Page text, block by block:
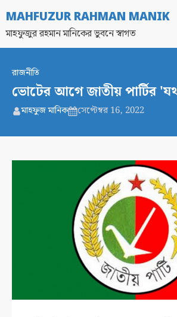
MAHFUZUR RAHMAN MANIK
মাহফুজুর রহমান মানিকের ভুবনে স্বাগত
রাজনীতি
ভোটের আগে জাতীয় পার্টির
মাহফুজ মানিক সেপ্টেম্বর 16, 2022